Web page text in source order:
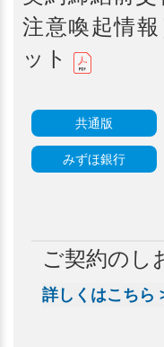
注意喚起情
ット
共通版
みずほ銀行
ご契約のし
詳しくはこちら